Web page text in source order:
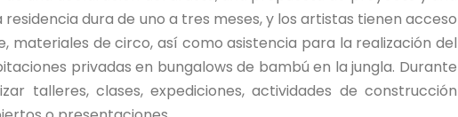
dura de uno a tres meses, y los artistas tienen acceso
materiales de circo, así como asistencia para la realización del
privadas en bungalows de bambú en la jungla. Durante
talleres, clases, expediciones, actividades de construcción